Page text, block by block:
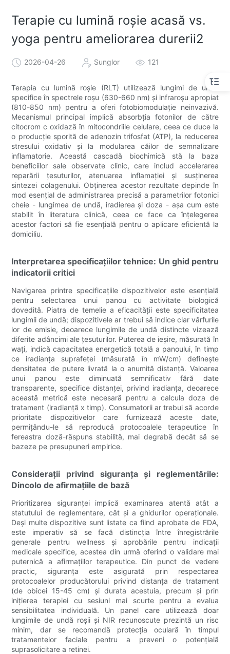
Terapie cu lumină roșie acasă vs.
yoga pentru ameliorarea durerii2
2026-04-26 Sunglor 121
Terapia cu lumină roșie (RLT) utilizează lungimi de undă
specifice în spectrele roșu (630-660 nm) și infraroșu apropiat
(810-850 nm) pentru a oferi fotobiomodulație neinvazivă.
Mecanismul principal implică absorbția fotonilor de către
citocrom c oxidază în mitocondriile celulare, ceea ce duce la
o producție sporită de adenozin trifosfat (ATP), la reducerea
stresului oxidativ și la modularea căilor de semnalizare
inflamatorie. Această cascadă biochimică stă la baza
beneficiilor sale observate clinic, care includ accelerarea
reparării țesuturilor, atenuarea inflamației și susținerea
sintezei colagenului. Obținerea acestor rezultate depinde în
mod esențial de administrarea precisă a parametrilor fotonici
cheie - lungimea de undă, iradierea și doza - așa cum este
stabilit în literatura clinică, ceea ce face ca înțelegerea
acestor factori să fie esențială pentru o aplicare eficientă la
domiciliu.
Interpretarea specificațiilor tehnice: Un ghid pentru
indicatorii critici
Navigarea printre specificațiile dispozitivelor este esențială
pentru selectarea unui panou cu activitate biologică
dovedită. Piatra de temelie a eficacității este specificitatea
lungimii de undă; dispozitivele ar trebui să indice clar vârfurile
lor de emisie, deoarece lungimile de undă distincte vizează
diferite adâncimi ale țesuturilor. Puterea de ieșire, măsurată în
wați, indică capacitatea energetică totală a panoului, în timp
ce iradianța suprafeței (măsurată în mW/cm) definește
densitatea de putere livrată la o anumită distanță. Valoarea
unui panou este diminuată semnificativ fără date
transparente, specifice distanței, privind iradianța, deoarece
această metrică este necesară pentru a calcula doza de
tratament (iradianță x timp). Consumatorii ar trebui să acorde
prioritate dispozitivelor care furnizează aceste date,
permițându-le să reproducă protocoalele terapeutice în
fereastra doză-răspuns stabilită, mai degrabă decât să se
bazeze pe presupuneri empirice.
Considerații privind siguranța și reglementările:
Dincolo de afirmațiile de bază
Prioritizarea siguranței implică examinarea atentă atât a
statutului de reglementare, cât și a ghidurilor operaționale.
Deși multe dispozitive sunt listate ca fiind aprobate de FDA,
este imperativ să se facă distincția între înregistrările
generale pentru wellness și aprobările pentru indicații
medicale specifice, acestea din urmă oferind o validare mai
puternică a afirmațiilor terapeutice. Din punct de vedere
practic, siguranța este asigurată prin respectarea
protocoalelor producătorului privind distanța de tratament
(de obicei 15-45 cm) și durata acestuia, precum și prin
inițierea terapiei cu sesiuni mai scurte pentru a evalua
sensibilitatea individuală. Un panel care utilizează doar
lungimile de undă roșii și NIR recunoscute prezintă un risc
minim, dar se recomandă protecția oculară în timpul
tratamentelor faciale pentru a preveni o potențială
suprasolicitare a retinei.